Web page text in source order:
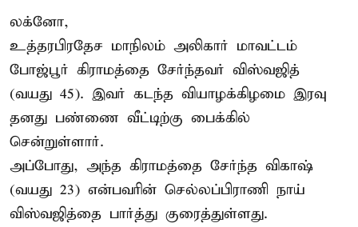
லக்னோ,
உத்தரபிரதேச மாநிலம் அலிகார் மாவட்டம்
போஜ்பூர் கிராமத்தை சேர்ந்தவர் விஸ்வஜித்
(வயது 45). இவர் கடந்த வியாழக்கிழமை இரவு
தனது பண்ணை வீட்டிற்கு பைக்கில்
சென்றுள்ளார்.
அப்போது, அந்த கிராமத்தை சேர்ந்த விகாஷ்
(வயது 23) என்பவரின் செல்லப்பிராணி நாய்
விஸ்வஜித்தை பார்த்து குரைத்துள்ளது.